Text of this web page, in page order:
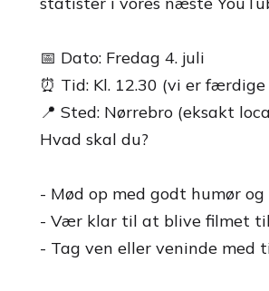
📅 Dato: Fredag 4. juli
⏰ Tid: Kl. 12.30 (vi er
📍 Sted: Nørrebro (eksakt
Hvad skal du?
- Mød op med godt humør
- Vær klar til at blive filmet
- Tag ven eller veninde med